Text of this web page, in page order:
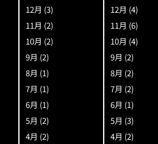
12月 (3)
11月 (2)
10月 (2)
9月 (2)
8月 (1)
7月 (1)
6月 (1)
5月 (2)
4月 (2)
12月 (4)
11月 (6)
10月 (4)
9月 (2)
8月 (2)
7月 (2)
6月 (1)
5月 (3)
4月 (2)